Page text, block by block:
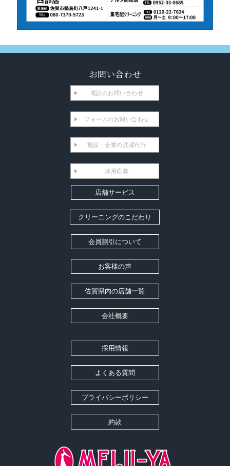
お問い合わせ
電話のお問い合わせ
フォームのお問い合わせ
施設・企業の洗濯代行
採用応募
店舗サービス
クリーニングのこだわり
会員割引について
お客様の声
佐賀県内の店舗一覧
会社概要
採用情報
よくある質問
プライバシーポリシー
約款